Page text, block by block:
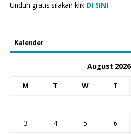
Unduh gratis silakan klik DI SINI
Kalender
August 2026
M T W T
3
4 5 6